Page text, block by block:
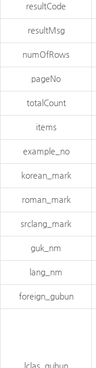
resultCode
resultMsg
numOfRows
pageNo
totalCount
items
example_no
korean_mark
roman_mark
srclang_mark
guk_nm
lang_nm
foreign_gubun
lclas_gubun